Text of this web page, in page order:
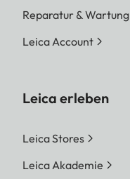
Reparatur & Wartung
Leica Account
Leica erleben
Leica Stores
Leica Akademie